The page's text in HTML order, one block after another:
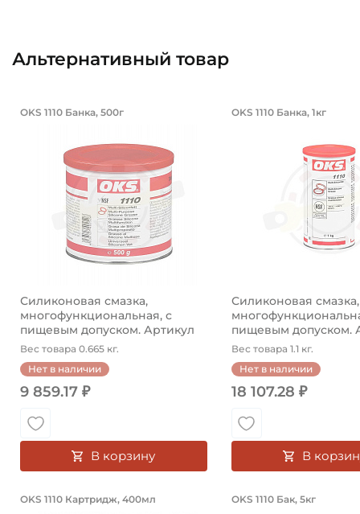
Альтернативный товар
Силиконовая смазка,
Силиконовая смазка OKS 1110 Банка, 500 г,
OKS 1110 Банка, 500г
Силиконовая смазка,
многофункциональная, с
пищевым допуском. Артикул
OK...
Вес товара 0.665 кг.
Нет в наличии
9 859.17 ₽
В корзину
Силиконовая
OKS 1110 Банка, 1кг
Силиконовая смазка,
пищевым допуском.
OK...
Вес товара 1.1 кг.
Нет в наличии
18 107.28 ₽
В
Силиконовая смазка,
OKS 1110 Картридж, 400мл OKS 1110 Бак, 5кг